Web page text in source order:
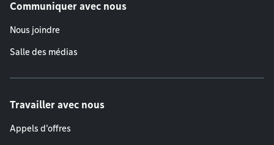
Communiquer avec nous
Nous joindre
Salle des médias
Travailler avec nous
Appels d'offres